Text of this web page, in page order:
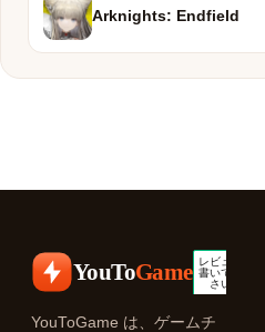
Arknights: Endfield
YouToGame
YouToGame は、ゲームチ